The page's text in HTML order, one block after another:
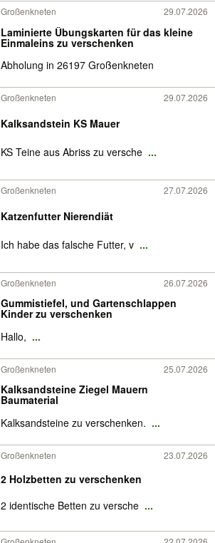
Großenkneten 29.07.2026
Laminierte Übungskarten für das kleine
Einmaleins zu verschenken
Abholung in 26197 Großenkneten
Großenkneten 29.07.2026
Kalksandstein KS Mauer
KS Teine aus Abriss zu versche ...
Großenkneten 27.07.2026
Katzenfutter Nierendiät
Ich habe das falsche Futter, v ...
Großenkneten 26.07.2026
Gummistiefel, und Gartenschlappen
Kinder zu verschenken
Hallo, ...
Großenkneten 25.07.2026
Kalksandsteine Ziegel Mauern
Baumaterial
Kalksandsteine zu verschenken. ...
Großenkneten 23.07.2026
2 Holzbetten zu verschenken
2 identische Betten zu versche ...